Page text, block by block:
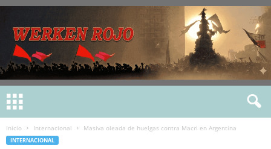
Inicio Internacional Masiva oleada de huelgas contra Macri en Argentina
INTERNACIONAL